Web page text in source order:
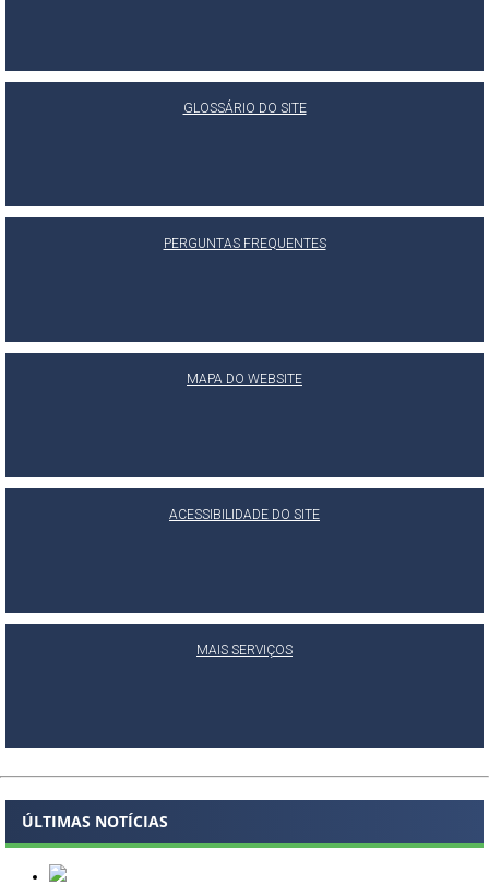
GLOSSÁRIO DO SITE
PERGUNTAS FREQUENTES
MAPA DO WEBSITE
ACESSIBILIDADE DO SITE
MAIS SERVIÇOS
ÚLTIMAS NOTÍCIAS